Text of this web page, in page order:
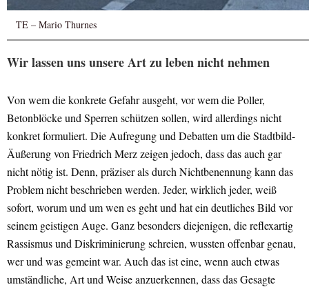
TE – Mario Thurnes
Wir lassen uns unsere Art zu leben nicht nehmen
Von wem die konkrete Gefahr ausgeht, vor wem die Poller,
Betonblöcke und Sperren schützen sollen, wird allerdings nicht
konkret formuliert. Die Aufregung und Debatten um die Stadtbild-
Äußerung von Friedrich Merz zeigen jedoch, dass das auch gar
nicht nötig ist. Denn, präziser als durch Nichtbenennung kann das
Problem nicht beschrieben werden. Jeder, wirklich jeder, weiß
sofort, worum und um wen es geht und hat ein deutliches Bild vor
seinem geistigen Auge. Ganz besonders diejenigen, die reflexartig
Rassismus und Diskriminierung schreien, wussten offenbar genau,
wer und was gemeint war. Auch das ist eine, wenn auch etwas
umständliche, Art und Weise anzuerkennen, dass das Gesagte